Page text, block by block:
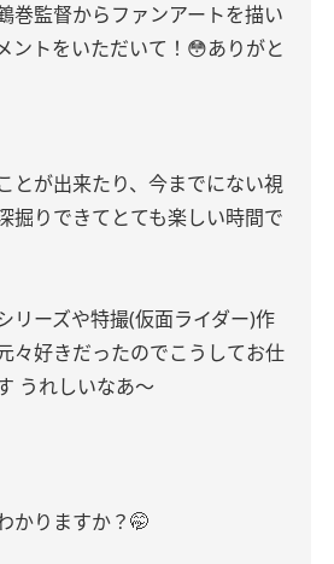
巻監督からファンアートを描い
ントをいただいて！😳ありがと
とが出来たり、今までにない視
掘りできてとても楽しい時間で
リーズや特撮(仮面ライダー)作
々好きだったのでこうしてお仕
うれしいなあ〜
かりますか？🤭